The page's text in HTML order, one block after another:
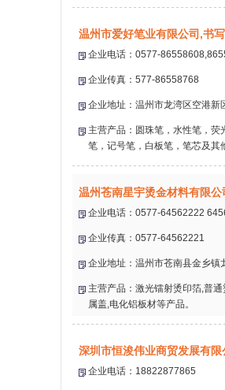
温州市爱好笔业有限公司,书
企业电话：0577-
企业传真：577-86558768
企业地址：温州市龙湾区空港新
主营产品：圆珠笔，水性笔，
笔，记号笔，白板笔，笔芯及其
温州苍南星宇烫金材料有限
企业电话：0577-64562222
企业传真：0577-64562221
企业地址：温州市苍南县金乡镇
主营产品：激光镭射烫印箔,普
属盖,电化铝板材等产品。
深圳市恒浚伟业商贸发展有限
企业电话：18822877865